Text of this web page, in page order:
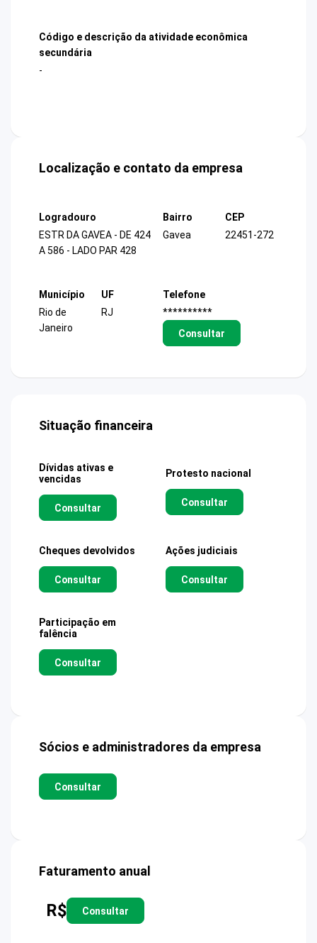
Código e descrição da atividade econômica
secundária
-
Localização e contato da empresa
Logradouro
ESTR DA GAVEA - DE 424
A 586 - LADO PAR 428
Bairro
Gavea
CEP
22451-272
Município
Rio de
Janeiro
UF
RJ
Telefone
**********
Consultar
Situação financeira
Dívidas ativas e
vencidas
Consultar
Protesto nacional
Consultar
Cheques devolvidos
Consultar
Ações judiciais
Consultar
Participação em
falência
Consultar
Sócios e administradores da empresa
Consultar
Faturamento anual
R$ Consultar